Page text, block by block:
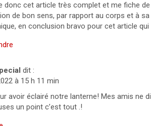
donc cet article très complet et me fiche
de bon sens, par rapport au corps et à
en conclusion bravo pour cet article
dit :
à 15 h 11 min
avoir éclairé notre lanterne! Mes amis ne
un point c’est tout .!